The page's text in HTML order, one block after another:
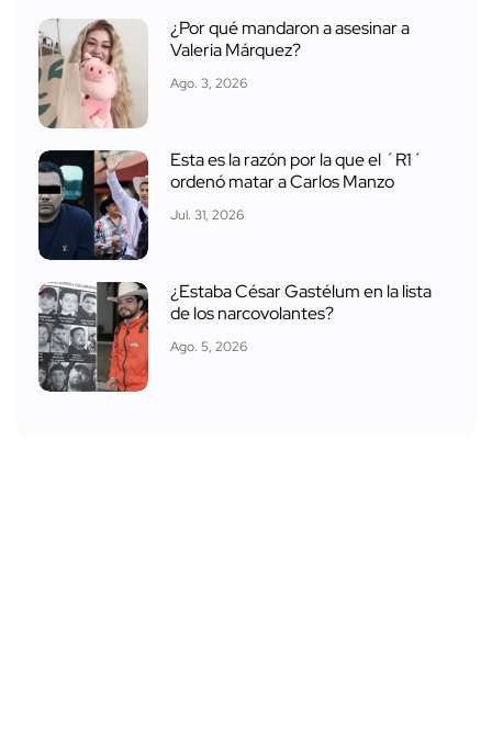
¿Por qué mandaron a asesinar a
Valeria Márquez?
Ago. 3, 2026
Esta es la razón por la que el ´R1´
ordenó matar a Carlos Manzo
Jul. 31, 2026
¿Estaba César Gastélum en la lista
de los narcovolantes?
Ago. 5, 2026